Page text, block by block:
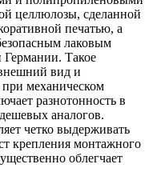
целлюлозы, сделанной
печатью, а
лаковым
Такое
вид и
механическом
разнотонность в
аналогов.
четко выдерживать
крепления монтажного
облегчает